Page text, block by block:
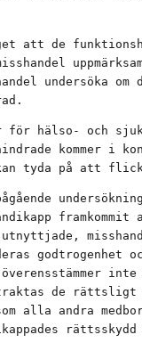
att de
undersöka
för hälso- och
kommer i
tyda på att
godtrogenhet
de rättsligt
alla andra